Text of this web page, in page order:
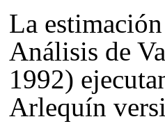
La
Análisis de
1992)
Arlequín